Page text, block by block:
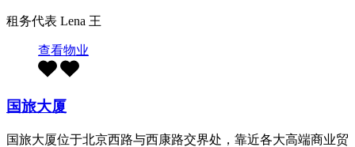
租务代表 Lena 王
查看物业
国旅大厦
国旅大厦位于北京西路与西康路交界处，靠近各大高端商业贸